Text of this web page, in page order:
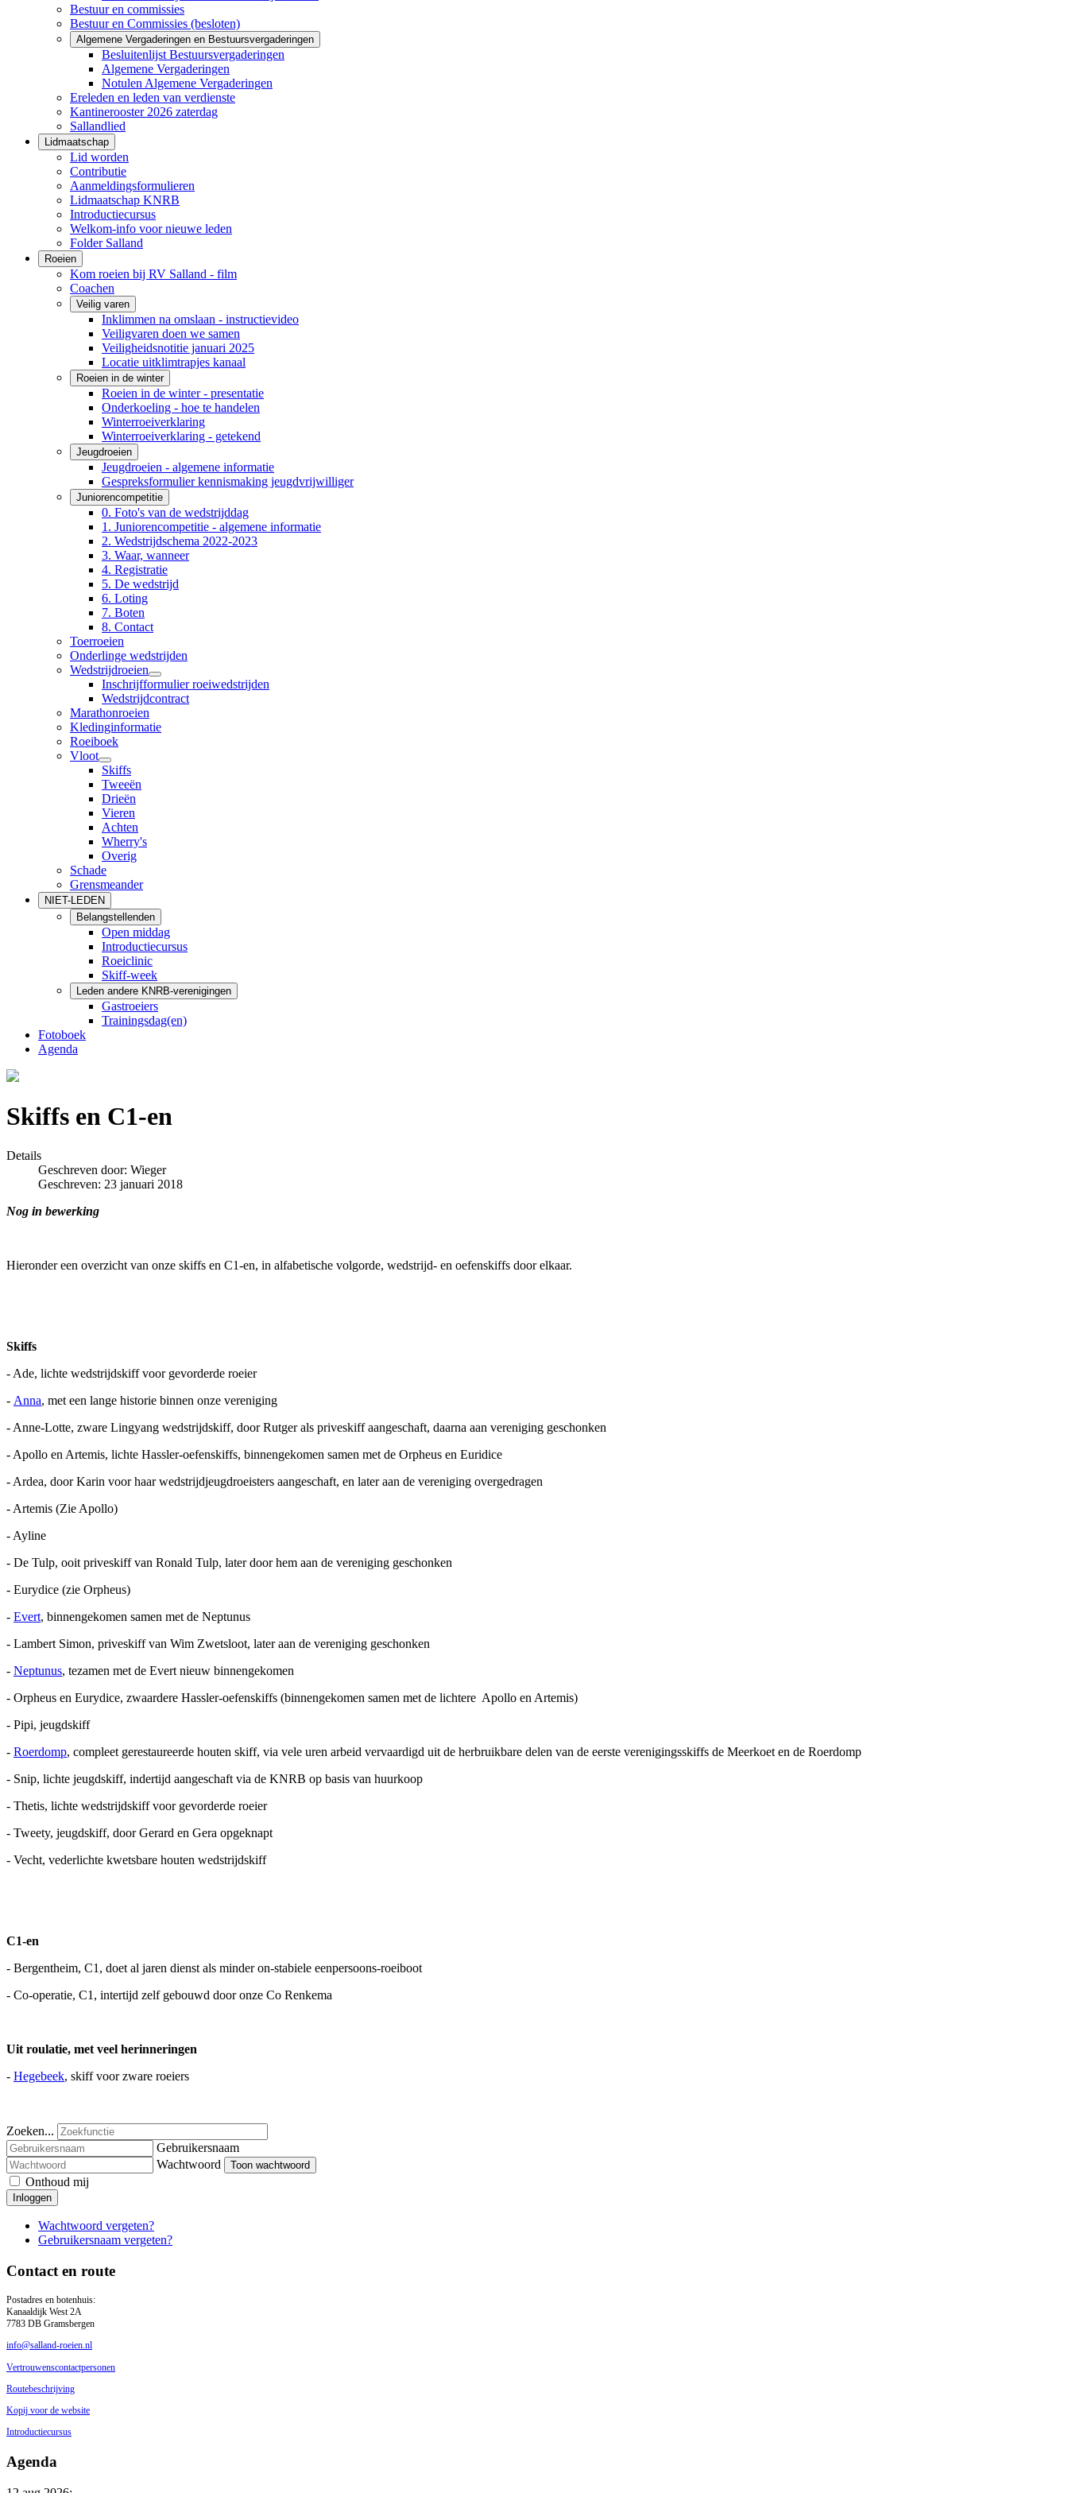
Bestuur en commissies
Bestuur en Commissies (besloten)
Algemene Vergaderingen en Bestuursvergaderingen
Besluitenlijst Bestuursvergaderingen
Algemene Vergaderingen
Notulen Algemene Vergaderingen
Ereleden en leden van verdienste
Kantinerooster 2026 zaterdag
Sallandlied
Lidmaatschap
Lid worden
Contributie
Aanmeldingsformulieren
Lidmaatschap KNRB
Introductiecursus
Welkom-info voor nieuwe leden
Folder Salland
Roeien
Kom roeien bij RV Salland - film
Coachen
Veilig varen
Inklimmen na omslaan - instructievideo
Veiligvaren doen we samen
Veiligheidsnotitie januari 2025
Locatie uitklimtrapjes kanaal
Roeien in de winter
Roeien in de winter - presentatie
Onderkoeling - hoe te handelen
Winterroeiverklaring
Winterroeiverklaring - getekend
Jeugdroeien
Jeugdroeien - algemene informatie
Gespreksformulier kennismaking jeugdvrijwilliger
Juniorencompetitie
0. Foto's van de wedstrijddag
1. Juniorencompetitie - algemene informatie
2. Wedstrijdschema 2022-2023
3. Waar, wanneer
4. Registratie
5. De wedstrijd
6. Loting
7. Boten
8. Contact
Toerroeien
Onderlinge wedstrijden
Wedstrijdroeien
Inschrijfformulier roeiwedstrijden
Wedstrijdcontract
Marathonroeien
Kledinginformatie
Roeiboek
Vloot
Skiffs
Tweeën
Drieën
Vieren
Achten
Wherry's
Overig
Schade
Grensmeander
NIET-LEDEN
Belangstellenden
Open middag
Introductiecursus
Roeiclinic
Skiff-week
Leden andere KNRB-verenigingen
Gastroeiers
Trainingsdag(en)
Fotoboek
Agenda
Skiffs en C1-en
Details
Geschreven door: Wieger
Geschreven: 23 januari 2018
Nog in bewerking
Hieronder een overzicht van onze skiffs en C1-en, in alfabetische volgorde, wedstrijd- en oefenskiffs door elkaar.
Skiffs
- Ade, lichte wedstrijdskiff voor gevorderde roeier
- Anna, met een lange historie binnen onze vereniging
- Anne-Lotte, zware Lingyang wedstrijdskiff, door Rutger als priveskiff aangeschaft, daarna aan vereniging geschonken
- Apollo en Artemis, lichte Hassler-oefenskiffs, binnengekomen samen met de Orpheus en Euridice
- Ardea, door Karin voor haar wedstrijdjeugdroeisters aangeschaft, en later aan de vereniging overgedragen
- Artemis (Zie Apollo)
- Ayline
- De Tulp, ooit priveskiff van Ronald Tulp, later door hem aan de vereniging geschonken
- Eurydice (zie Orpheus)
- Evert, binnengekomen samen met de Neptunus
- Lambert Simon, priveskiff van Wim Zwetsloot, later aan de vereniging geschonken
- Neptunus, tezamen met de Evert nieuw binnengekomen
- Orpheus en Eurydice, zwaardere Hassler-oefenskiffs (binnengekomen samen met de lichtere Apollo en Artemis)
- Pipi, jeugdskiff
- Roerdomp, compleet gerestaureerde houten skiff, via vele uren arbeid vervaardigd uit de herbruikbare delen van de eerste verenigingsskiffs de Meerkoet en de Roerdomp
- Snip, lichte jeugdskiff, indertijd aangeschaft via de KNRB op basis van huurkoop
- Thetis, lichte wedstrijdskiff voor gevorderde roeier
- Tweety, jeugdskiff, door Gerard en Gera opgeknapt
- Vecht, vederlichte kwetsbare houten wedstrijdskiff
C1-en
- Bergentheim, C1, doet al jaren dienst als minder on-stabiele eenpersoons-roeiboot
- Co-operatie, C1, intertijd zelf gebouwd door onze Co Renkema
Uit roulatie, met veel herinneringen
- Hegebeek, skiff voor zware roeiers
Zoeken...
Gebruikersnaam
Wachtwoord
Toon wachtwoord
Onthoud mij
Inloggen
Wachtwoord vergeten?
Gebruikersnaam vergeten?
Contact en route
Postadres en botenhuis:
Kanaaldijk West 2A
7783 DB Gramsbergen
info@salland-roeien.nl
Vertrouwenscontactpersonen
Routebeschrijving
Kopij voor de website
Introductiecursus
Agenda